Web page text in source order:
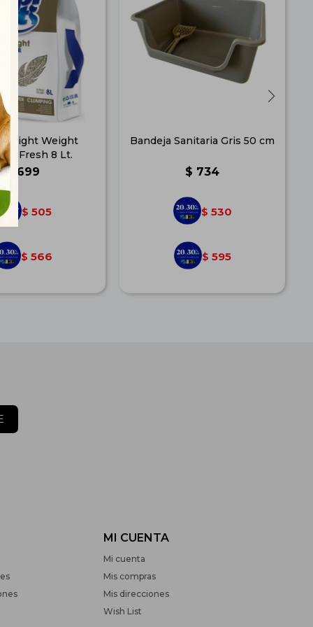
Light Weight
Fresh 8 Lt.
$ 699
$ 505
$ 566
Bandeja Sanitaria Gris 50 cm
$ 734
$ 530
$ 595
MI CUENTA
Mi cuenta
Mis compras
Mis direcciones
Wish List